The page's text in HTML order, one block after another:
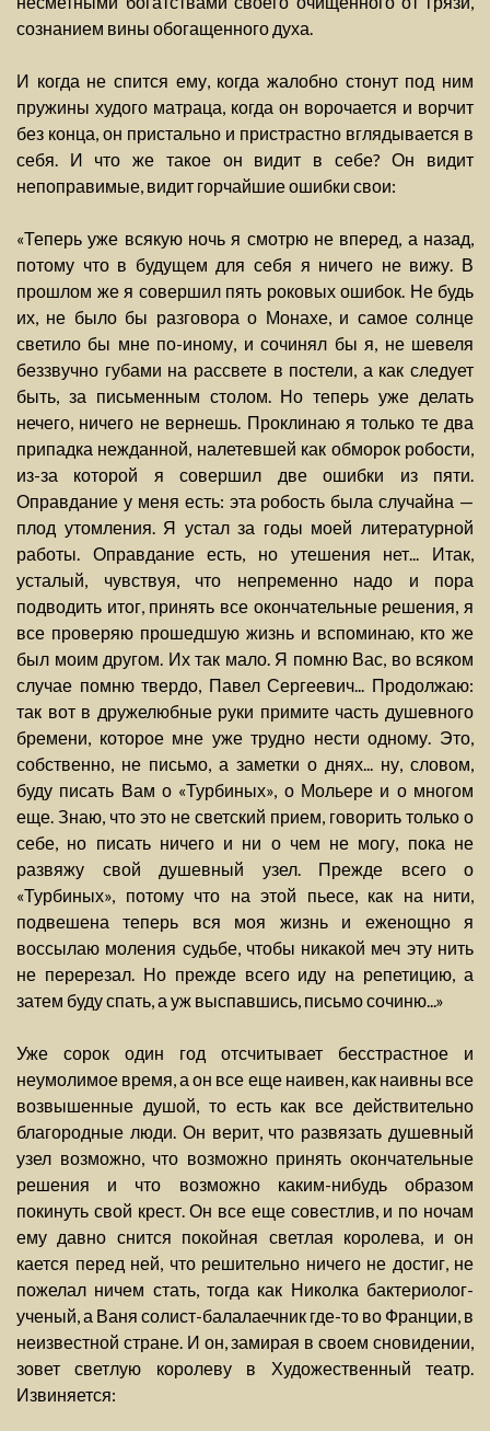
сознанием вины обогащенного духа.
И когда не спится ему, когда жалобно стонут под ним
пружины худого матраца, когда он ворочается и ворчит
без конца, он пристально и пристрастно вглядывается в
себя. И что же такое он видит в себе? Он видит
непоправимые, видит горчайшие ошибки свои:
«Теперь уже всякую ночь я смотрю не вперед, а назад,
потому что в будущем для себя я ничего не вижу. В
прошлом же я совершил пять роковых ошибок. Не будь
их, не было бы разговора о Монахе, и самое солнце
светило бы мне по-иному, и сочинял бы я, не шевеля
беззвучно губами на рассвете в постели, а как следует
быть, за письменным столом. Но теперь уже делать
нечего, ничего не вернешь. Проклинаю я только те два
припадка нежданной, налетевшей как обморок робости,
из-за которой я совершил две ошибки из пяти.
Оправдание у меня есть: эта робость была случайна —
плод утомления. Я устал за годы моей литературной
работы. Оправдание есть, но утешения нет... Итак,
усталый, чувствуя, что непременно надо и пора
подводить итог, принять все окончательные решения, я
все проверяю прошедшую жизнь и вспоминаю, кто же
был моим другом. Их так мало. Я помню Вас, во всяком
случае помню твердо, Павел Сергеевич... Продолжаю:
так вот в дружелюбные руки примите часть душевного
бремени, которое мне уже трудно нести одному. Это,
собственно, не письмо, а заметки о днях... ну, словом,
буду писать Вам о «Турбиных», о Мольере и о многом
еще. Знаю, что это не светский прием, говорить только о
себе, но писать ничего и ни о чем не могу, пока не
развяжу свой душевный узел. Прежде всего о
«Турбиных», потому что на этой пьесе, как на нити,
подвешена теперь вся моя жизнь и еженощно я
воссылаю моления судьбе, чтобы никакой меч эту нить
не перерезал. Но прежде всего иду на репетицию, а
затем буду спать, а уж выспавшись, письмо сочиню...»
Уже сорок один год отсчитывает бесстрастное и
неумолимое время, а он все еще наивен, как наивны все
возвышенные душой, то есть как все действительно
благородные люди. Он верит, что развязать душевный
узел возможно, что возможно принять окончательные
решения и что возможно каким-нибудь образом
покинуть свой крест. Он все еще совестлив, и по ночам
ему давно снится покойная светлая королева, и он
кается перед ней, что решительно ничего не достиг, не
пожелал ничем стать, тогда как Николка бактериолог-
ученый, а Ваня солист-балалаечник где-то во Франции, в
неизвестной стране. И он, замирая в своем сновидении,
зовет светлую королеву в Художественный театр.
Извиняется: